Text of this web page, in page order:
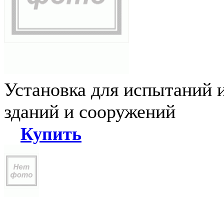
Установка для испытаний
зданий и сооружений
Купить